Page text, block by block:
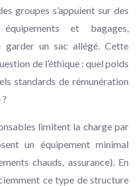
groupes s’appuient sur des
et bagages,
garder un sac allégé. Cette
de l’éthique : quel poids
standards de rémunération
limitent la charge par
un équipement minimal
chauds, assurance). En
ce type de structure